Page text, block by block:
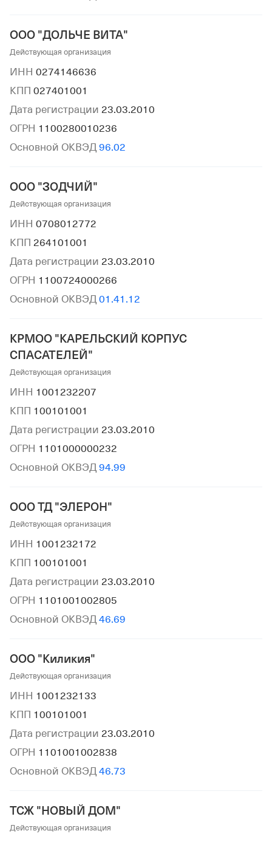
ООО "ДОЛЬЧЕ ВИТА"
Действующая организация
ИНН 0274146636
КПП 027401001
Дата регистрации 23.03.2010
ОГРН 1100280010236
Основной ОКВЭД 96.02
ООО "ЗОДЧИЙ"
Действующая организация
ИНН 0708012772
КПП 264101001
Дата регистрации 23.03.2010
ОГРН 1100724000266
Основной ОКВЭД 01.41.12
КРМОО "КАРЕЛЬСКИЙ КОРПУС
СПАСАТЕЛЕЙ"
Действующая организация
ИНН 1001232207
КПП 100101001
Дата регистрации 23.03.2010
ОГРН 1101000000232
Основной ОКВЭД 94.99
ООО ТД "ЭЛЕРОН"
Действующая организация
ИНН 1001232172
КПП 100101001
Дата регистрации 23.03.2010
ОГРН 1101001002805
Основной ОКВЭД 46.69
ООО "Киликия"
Действующая организация
ИНН 1001232133
КПП 100101001
Дата регистрации 23.03.2010
ОГРН 1101001002838
Основной ОКВЭД 46.73
ТСЖ "НОВЫЙ ДОМ"
Действующая организация